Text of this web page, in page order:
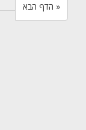
הדף הבא »